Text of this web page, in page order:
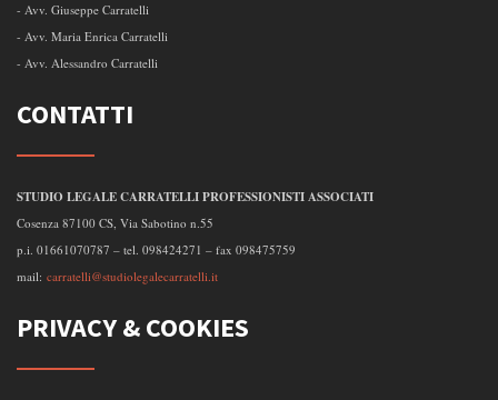
- Avv. Giuseppe Carratelli
- Avv. Maria Enrica Carratelli
- Avv. Alessandro Carratelli
CONTATTI
STUDIO LEGALE CARRATELLI PROFESSIONISTI ASSOCIATI
Cosenza 87100 CS, Via Sabotino n.55
p.i. 01661070787 – tel. 098424271 – fax 098475759
mail: carratelli@studiolegalecarratelli.it
PRIVACY & COOKIES